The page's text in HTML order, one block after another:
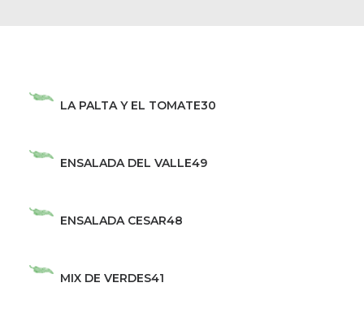
LA PALTA Y EL TOMATE30
ENSALADA DEL VALLE49
ENSALADA CESAR48
MIX DE VERDES41